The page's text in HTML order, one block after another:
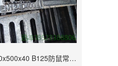
重庆车库排水沟 250x500x40 B125防鼠常用 主站加工 耐磨防滑